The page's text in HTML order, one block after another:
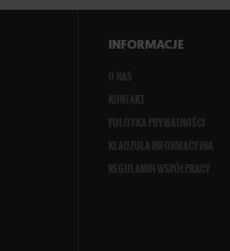
INFORMACJE
O NAS
KONTAKT
POLITYKA PRYWATNOŚCI
KLAUZULA INFORMACYJNA
REGULAMIN WSPÓŁPRACY